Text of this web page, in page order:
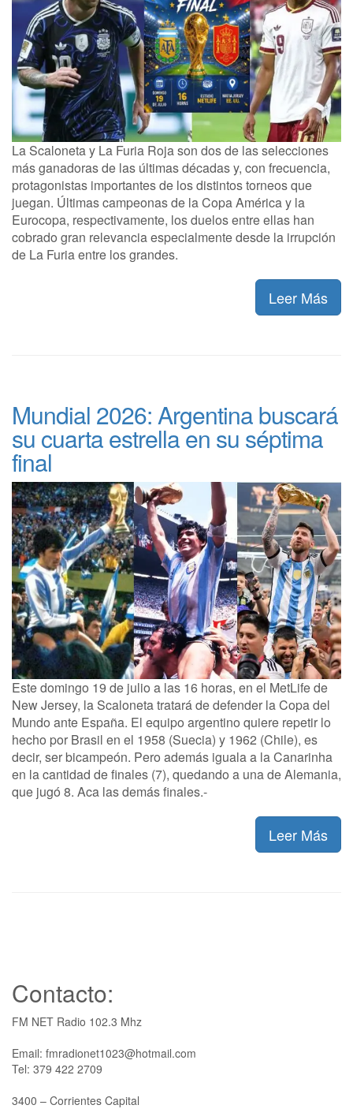
La Scaloneta y La Furia Roja son dos de las selecciones
más ganadoras de las últimas décadas y, con frecuencia,
protagonistas importantes de los distintos torneos que
juegan. Últimas campeonas de la Copa América y la
Eurocopa, respectivamente, los duelos entre ellas han
cobrado gran relevancia especialmente desde la irrupción
de La Furia entre los grandes.
Leer Más
Mundial 2026: Argentina buscará
su cuarta estrella en su séptima
final
Este domingo 19 de julio a las 16 horas, en el MetLife de
New Jersey, la Scaloneta tratará de defender la Copa del
Mundo ante España. El equipo argentino quiere repetir lo
hecho por Brasil en el 1958 (Suecia) y 1962 (Chile), es
decir, ser bicampeón. Pero además iguala a la Canarinha
en la cantidad de finales (7), quedando a una de Alemania,
que jugó 8. Aca las demás finales.-
Leer Más
Contacto:
FM NET Radio 102.3 Mhz
Email: fmradionet1023@hotmail.com
Tel: 379 422 2709
3400 – Corrientes Capital